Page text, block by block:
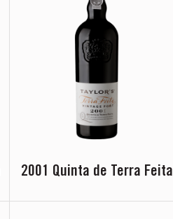
2001 Quinta de Terra Feita